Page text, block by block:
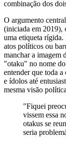
combinação dos
O argumento
(iniciada em 2019),
uma etiqueta
atos políticos ou
manchar a imagem
"otaku" no nome do
entender que toda
e ídolos até
mesma visão
"Fiquei
vissem essa
otakus se
seria